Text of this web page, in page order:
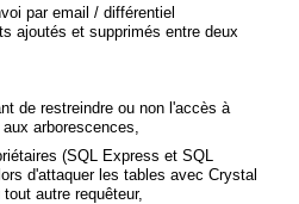
par email / différentiel
ajoutés et supprimés entre deux
de restreindre ou non l'accès à
arborescences,
(SQL Express et SQL
d'attaquer les tables avec Crystal
autre requêteur,